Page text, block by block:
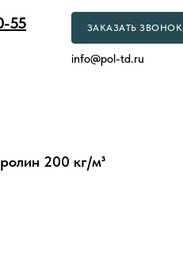
ЗАКАЗАТЬ ЗВОНОК
55
info@pol-td.ru
200 кг/м³